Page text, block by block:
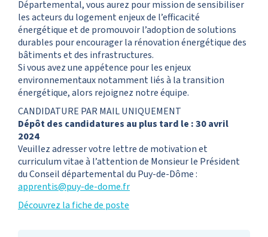
Départemental, vous aurez pour mission de sensibiliser
les acteurs du logement enjeux de l’efficacité
énergétique et de promouvoir l’adoption de solutions
durables pour encourager la rénovation énergétique des
bâtiments et des infrastructures.
Si vous avez une appétence pour les enjeux
environnementaux notamment liés à la transition
énergétique, alors rejoignez notre équipe.
CANDIDATURE PAR MAIL UNIQUEMENT
Dépôt des candidatures au plus tard le : 30 avril
2024
Veuillez adresser votre lettre de motivation et
curriculum vitae à l’attention de Monsieur le Président
du Conseil départemental du Puy-de-Dôme :
apprentis@puy-de-dome.fr
Découvrez la fiche de poste